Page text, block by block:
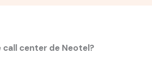
center de Neotel?